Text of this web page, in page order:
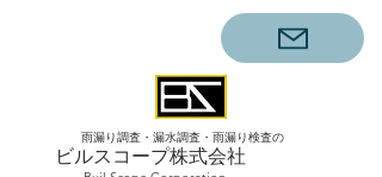
雨漏り調査・漏水調査・雨漏り検査の
ビルスコープ株式会社